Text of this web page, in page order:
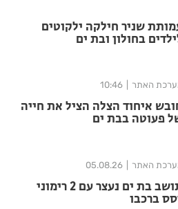
שניר חילקה ילקוטים
בחולון ובת ים
האתר 10:46
איחוד הצלה הציל את חייה
פעוטה בבת ים
האתר 05.08.26
תושב בת ים נעצר עם 2 רימוני
ברכבו